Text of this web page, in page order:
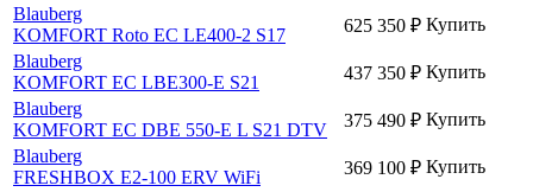
Blauberg
KOMFORT Roto EC LE400-2 S17
625 350 ₽ Купить
Blauberg
KOMFORT EC LBE300-E S21
437 350 ₽ Купить
Blauberg
KOMFORT EC DBE 550-E L S21 DTV
375 490 ₽ Купить
Blauberg
FRESHBOX E2-100 ERV WiFi
369 100 ₽ Купить